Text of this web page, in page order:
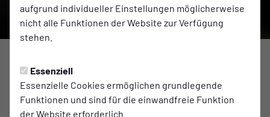
aufgrund individueller Einstellungen möglicherweise
nicht alle Funktionen der Website zur Verfügung
stehen.
Essenziell
Essenzielle Cookies ermöglichen grundlegende
Funktionen und sind für die einwandfreie Funktion
der Website erforderlich.
JUNIOREN Freitag, 08.05.2026 12:54 Uhr
Abschluss zur